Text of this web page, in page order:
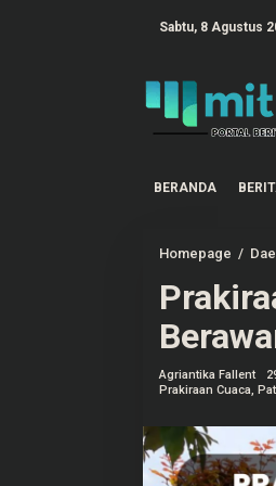
Sabtu, 8 Agustus
BERANDA
Homepage /
Agriantika Fallent
Prakiraan Cuaca,